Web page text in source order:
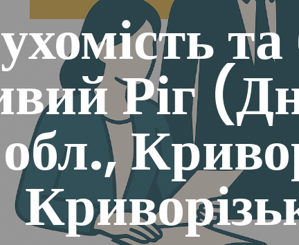
Ріг
обл.,